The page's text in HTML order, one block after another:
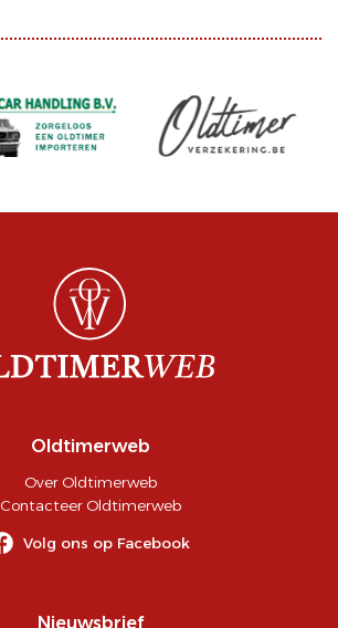
Oldtimerweb
Over Oldtimerweb
Contacteer Oldtimerweb
Volg ons op Facebook
Nieuwsbrief